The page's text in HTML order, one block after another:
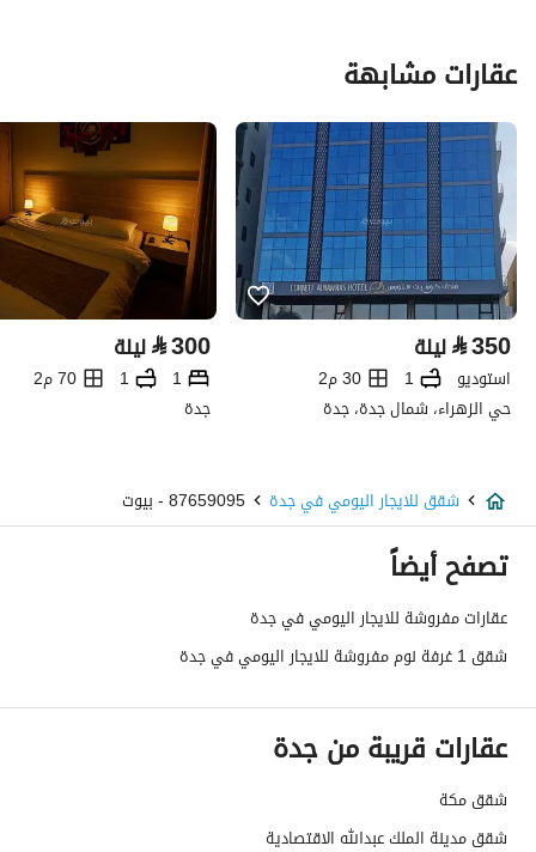
عقارات مشابهة
⃁350 ليلة
استوديو 1
30 م2
حي الزهراء، شمال جدة، جدة
⃁300 ليلة
1
1
70 م2
جدة
شقق للايجار اليومي في جدة 87659095 - بيوت
تصفح أيضاً
عقارات مفروشة للايجار اليومي في جدة
شقق 1 غرفة نوم مفروشة للايجار اليومي في جدة
عقارات قريبة من جدة
شقق مكة
شقق مدينة الملك عبدالله الاقتصادية